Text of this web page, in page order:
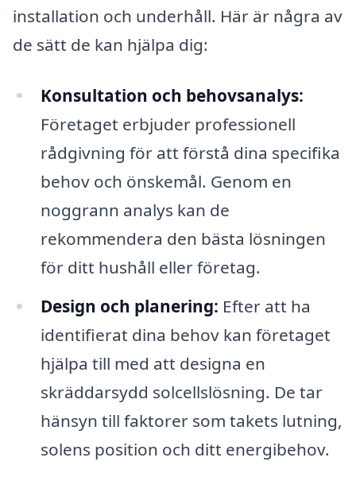
installation och underhåll. Här är några av
de sätt de kan hjälpa dig:
Konsultation och behovsanalys:
Företaget erbjuder professionell
rådgivning för att förstå dina specifika
behov och önskemål. Genom en
noggrann analys kan de
rekommendera den bästa lösningen
för ditt hushåll eller företag.
Design och planering: Efter att ha
identifierat dina behov kan företaget
hjälpa till med att designa en
skräddarsydd solcellslösning. De tar
hänsyn till faktorer som takets lutning,
solens position och ditt energibehov.